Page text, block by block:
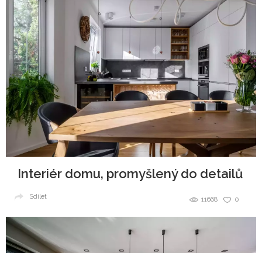
Interiér domu, promyšlený do detailů
0
11668
Sdílet